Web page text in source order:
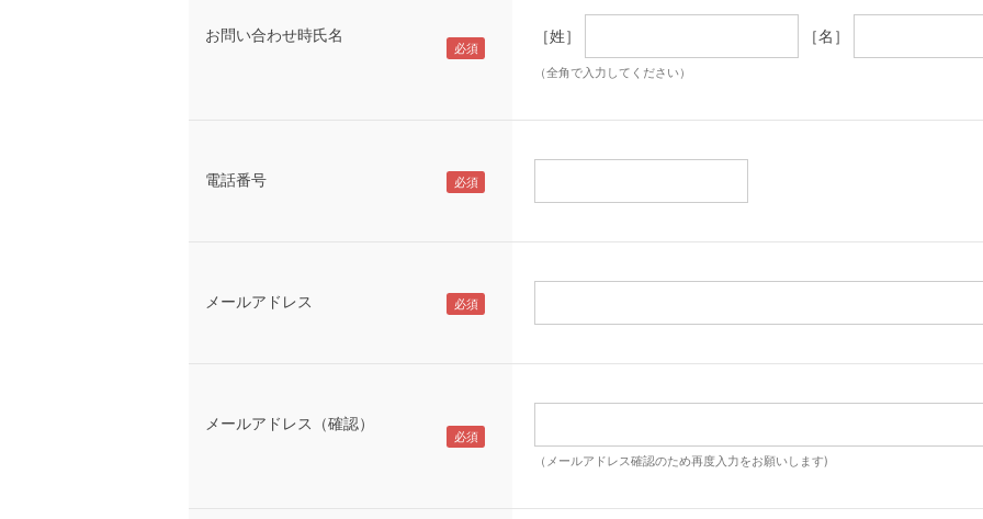
お問い合わせ時氏名 ［姓］ ［名］
（全角で入力してください）
電話番号
メールアドレス
メールアドレス（確認）
（メールアドレス確認のため再度入力をお願いします)